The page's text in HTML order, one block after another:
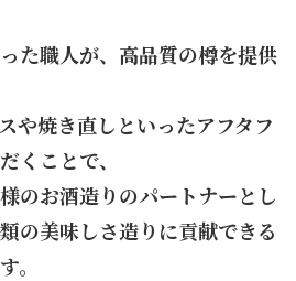
た職人が、高品質の樽を提供
や焼き直しといったアフタフ
くことで、
のお酒造りのパートナーとし
の美味しさ造りに貢献できる
。